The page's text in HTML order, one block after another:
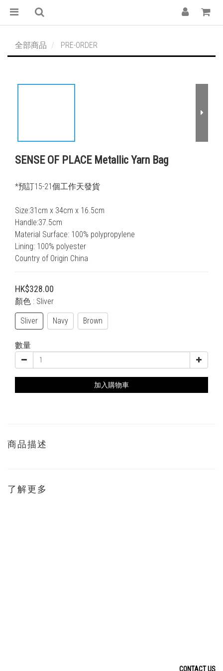
全部商品 PRE-ORDER
SENSE OF PLACE Metallic Yarn Bag
*預訂15-21個工作天發貨
Size:31cm x 34cm x 16.5cm
Handle:37.5cm
Material Surface: 100% polypropylene
Lining: 100% polyester
Country of Origin China
HK$328.00
顏色 : Sliver
Sliver Navy Brown
數量
加入購物車
商品描述
了解更多
CONTACT US